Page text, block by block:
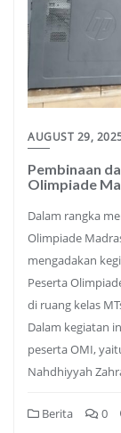
AUGUST 29,
Pembinaan
Olimpiade
Dalam rangka
Olimpiade
mengadakan
Peserta
di ruang kelas
Dalam kegiatan
peserta OMI,
Nahdhiyyah
Berita 0